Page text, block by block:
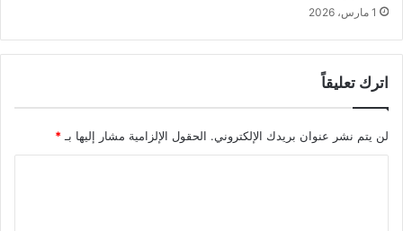
1 مارس، 2026
اترك تعليقاً
لن يتم نشر عنوان بريدك الإلكتروني. الحقول الإلزامية مشار إليها بـ*